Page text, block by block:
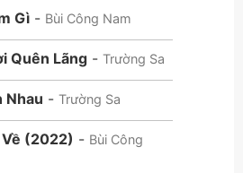
Gì - Bùi Công Nam
Quên Lãng - Trường Sa
Nhau - Trường Sa
(2022) - Bùi Công